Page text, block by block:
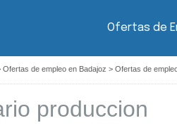
Ofertas de
Ofertas de empleo en Badajoz > Ofertas de